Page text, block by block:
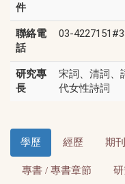
件
聯絡電
話
03-
研究專
長
宋詞、清詞、
代女性詩詞
學歷 經歷 期
專書 / 專書章節